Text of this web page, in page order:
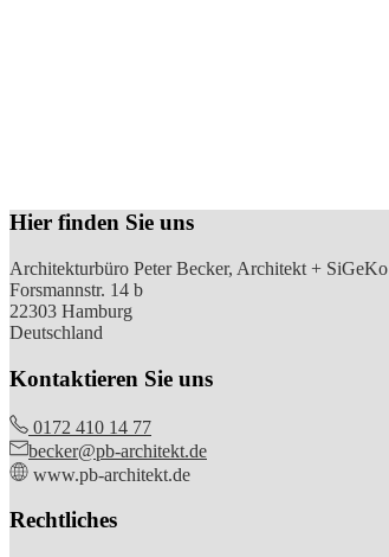
Hier finden Sie uns
Architekturbüro Peter Becker, Architekt + SiGeKo
Forsmannstr. 14 b
22303 Hamburg
Deutschland
Kontaktieren Sie uns
0172 410 14 77
becker@pb-architekt.de
www.pb-architekt.de
Rechtliches